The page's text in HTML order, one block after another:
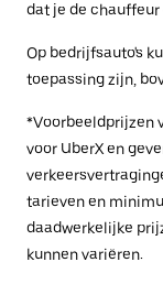
dat je de
Op bedrijfsauto's
toepassing zijn,
*Voorbeeldprijzen
voor UberX en
tarieven en
daadwerkelijke
kunnen variëren.